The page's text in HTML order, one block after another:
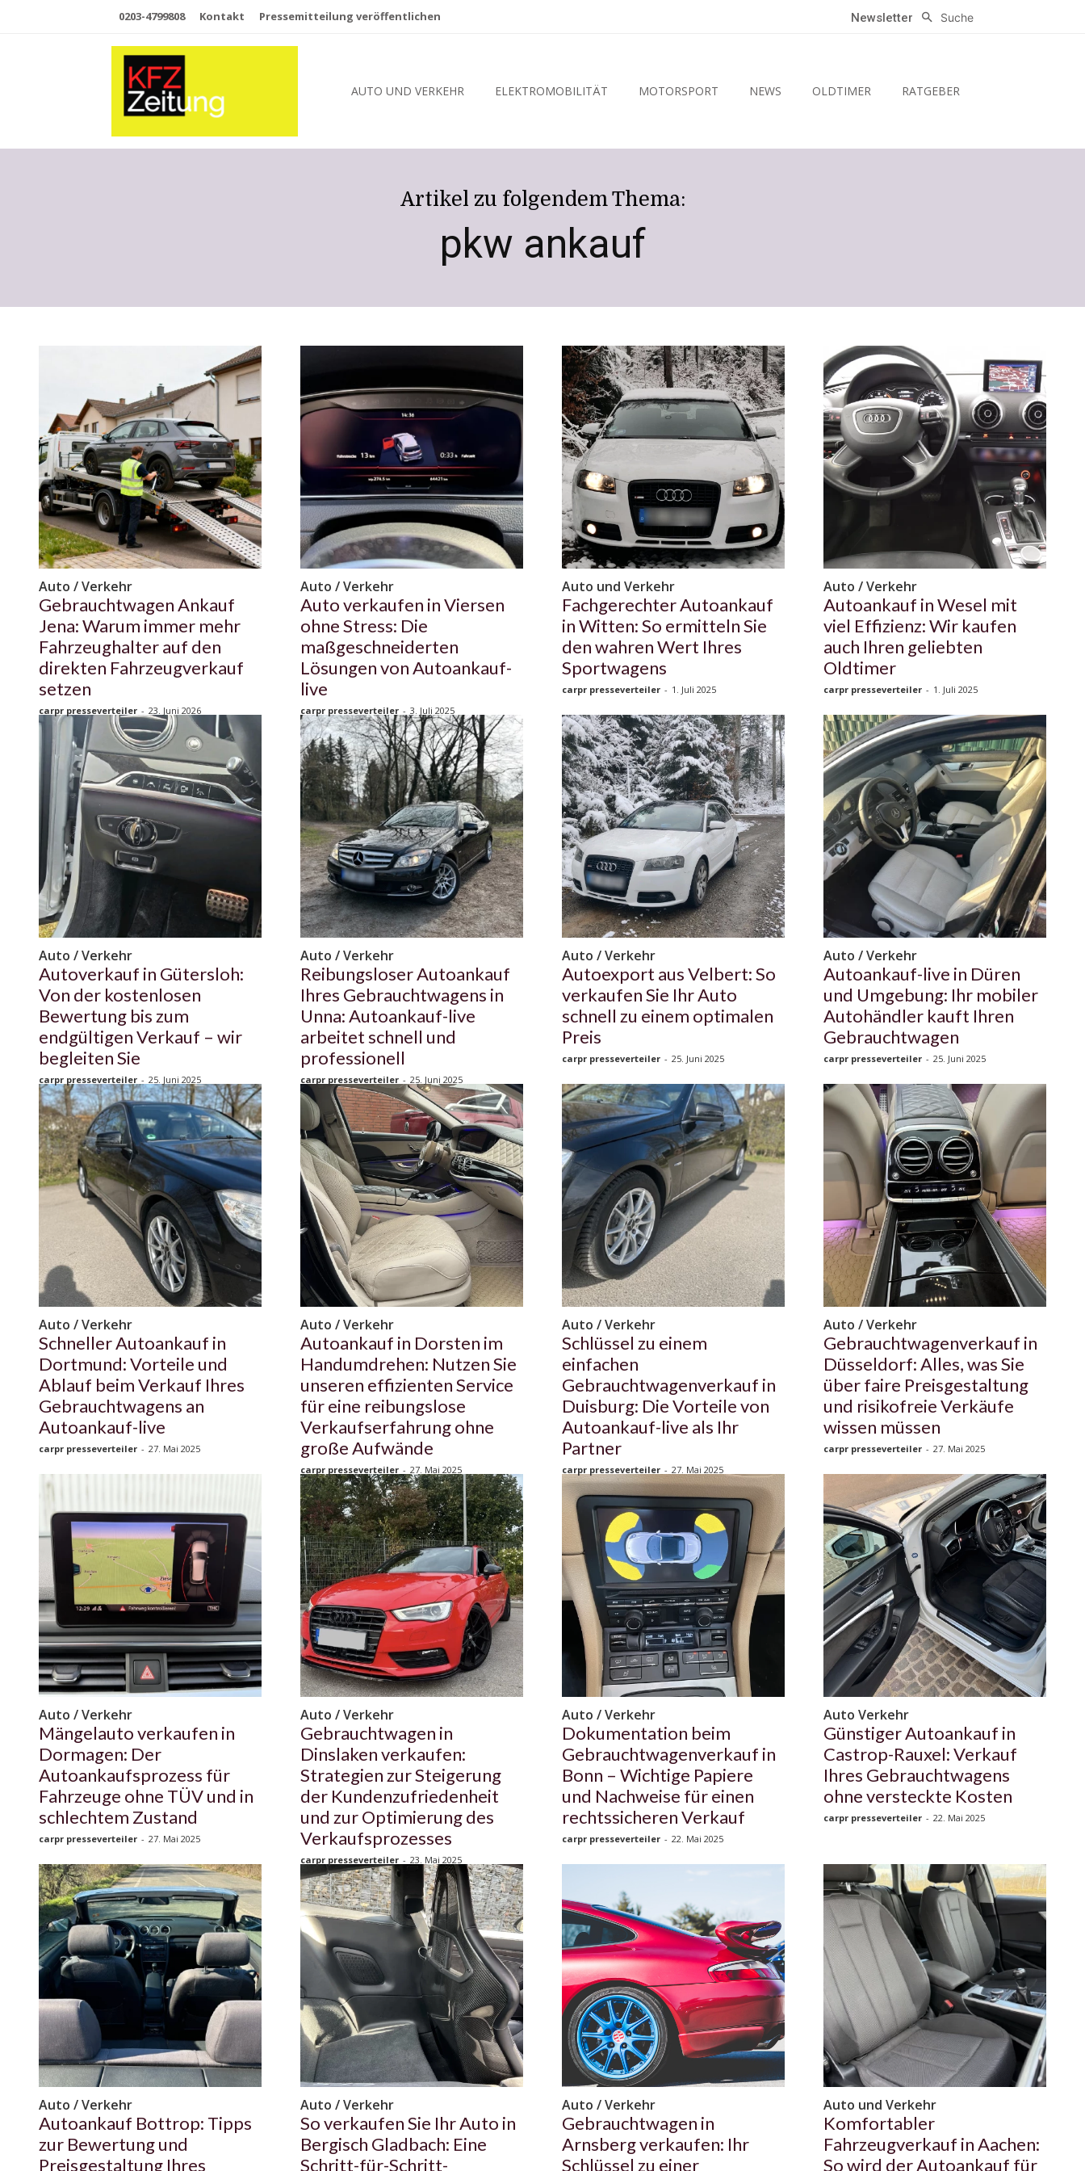
0203-4799808 Kontakt Pressemitteilung veröffentlichen Newsletter Suche
AUTO UND VERKEHR ELEKTROMOBILITÄT MOTORSPORT NEWS OLDTIMER RATGEBER
Artikel zu folgendem Thema:
pkw ankauf
Auto / Verkehr
Gebrauchtwagen Ankauf
Jena: Warum immer mehr
Fahrzeughalter auf den
direkten Fahrzeugverkauf
setzen
carpr presseverteiler - 23. Juni 2026
Auto / Verkehr
Auto verkaufen in Viersen
ohne Stress: Die
maßgeschneiderten
Lösungen von Autoankauf-
live
carpr presseverteiler - 3. Juli 2025
Auto und Verkehr
Fachgerechter Autoankauf
in Witten: So ermitteln Sie
den wahren Wert Ihres
Sportwagens
carpr presseverteiler - 1. Juli 2025
Auto / Verkehr
Autoankauf in Wesel mit
viel Effizienz: Wir kaufen
auch Ihren geliebten
Oldtimer
carpr presseverteiler - 1. Juli 2025
Auto / Verkehr
Autoverkauf in Gütersloh:
Von der kostenlosen
Bewertung bis zum
endgültigen Verkauf – wir
begleiten Sie
carpr presseverteiler - 25. Juni 2025
Auto / Verkehr
Reibungsloser Autoankauf
Ihres Gebrauchtwagens in
Unna: Autoankauf-live
arbeitet schnell und
professionell
carpr presseverteiler - 25. Juni 2025
Auto / Verkehr
Autoexport aus Velbert: So
verkaufen Sie Ihr Auto
schnell zu einem optimalen
Preis
carpr presseverteiler - 25. Juni 2025
Auto / Verkehr
Autoankauf-live in Düren
und Umgebung: Ihr mobiler
Autohändler kauft Ihren
Gebrauchtwagen
carpr presseverteiler - 25. Juni 2025
Auto / Verkehr
Schneller Autoankauf in
Dortmund: Vorteile und
Ablauf beim Verkauf Ihres
Gebrauchtwagens an
Autoankauf-live
carpr presseverteiler - 27. Mai 2025
Auto / Verkehr
Autoankauf in Dorsten im
Handumdrehen: Nutzen Sie
unseren effizienten Service
für eine reibungslose
Verkaufserfahrung ohne
große Aufwände
carpr presseverteiler - 27. Mai 2025
Auto / Verkehr
Schlüssel zu einem
einfachen
Gebrauchtwagenverkauf in
Duisburg: Die Vorteile von
Autoankauf-live als Ihr
Partner
carpr presseverteiler - 27. Mai 2025
Auto / Verkehr
Gebrauchtwagenverkauf in
Düsseldorf: Alles, was Sie
über faire Preisgestaltung
und risikofreie Verkäufe
wissen müssen
carpr presseverteiler - 27. Mai 2025
Auto / Verkehr
Mängelauto verkaufen in
Dormagen: Der
Autoankaufsprozess für
Fahrzeuge ohne TÜV und in
schlechtem Zustand
carpr presseverteiler - 27. Mai 2025
Auto / Verkehr
Gebrauchtwagen in
Dinslaken verkaufen:
Strategien zur Steigerung
der Kundenzufriedenheit
und zur Optimierung des
Verkaufsprozesses
carpr presseverteiler - 23. Mai 2025
Auto / Verkehr
Dokumentation beim
Gebrauchtwagenverkauf in
Bonn – Wichtige Papiere
und Nachweise für einen
rechtssicheren Verkauf
carpr presseverteiler - 22. Mai 2025
Auto Verkehr
Günstiger Autoankauf in
Castrop-Rauxel: Verkauf
Ihres Gebrauchtwagens
ohne versteckte Kosten
carpr presseverteiler - 22. Mai 2025
Auto / Verkehr
Autoankauf Bottrop: Tipps
zur Bewertung und
Preisgestaltung Ihres
Auto / Verkehr
So verkaufen Sie Ihr Auto in
Bergisch Gladbach: Eine
Schritt-für-Schritt-
Auto / Verkehr
Gebrauchtwagen in
Arnsberg verkaufen: Ihr
Schlüssel zu einer
Auto und Verkehr
Komfortabler
Fahrzeugverkauf in Aachen:
So wird der Autoankauf für